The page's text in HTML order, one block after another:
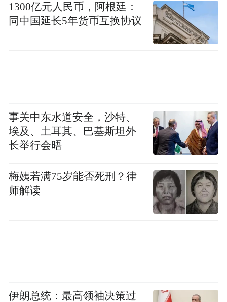
随后，社教专员和党员志愿者挑选出本次cos
活动中15名优胜观众，并邀请他们一起参与
了“触摸历史 青花流韵”特色社教活动。观众
不仅拓展了对文物和唐青花的认识，更加深
了对“郑州——青花瓷故乡”的深刻理解，让
观众在社教活动中触摸历史脉络，感受历史
力。
1300亿元人民币，阿根廷：
同中国延长5年货币互换协议
事关中东水道安全，沙特、
埃及、土耳其、巴基斯坦外
长举行会晤
梅姨若满75岁能否死刑？律
师解读
伊朗总统：最高领袖决策过